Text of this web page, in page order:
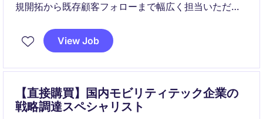
規開拓から既存顧客フォローまで幅広く担当いただき
担当エリアの市場シェア拡大に向け、技術的な知見を
View Job
【直接購買】国内モビリティテック企業の
戦略調達スペシャリスト